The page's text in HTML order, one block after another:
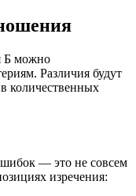
Б можно
Различия будут
количественных
— это не совсем
изречения: